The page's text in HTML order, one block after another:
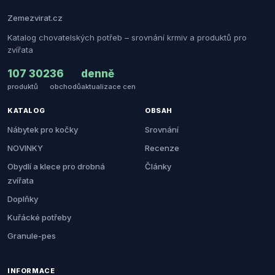
Zemezvirat.cz
Katalog chovatelských potřeb – srovnání krmiv a produktů pro
zvířata
107 302
produktů
36
obchodů
denně
aktualizace cen
KATALOG
Nábytek pro kočky
NOVINKY
Obydlí a klece pro drobná
zvířata
Doplňky
Kuřácké potřeby
Granule-pes
OBSAH
Srovnání
Recenze
Články
INFORMACE